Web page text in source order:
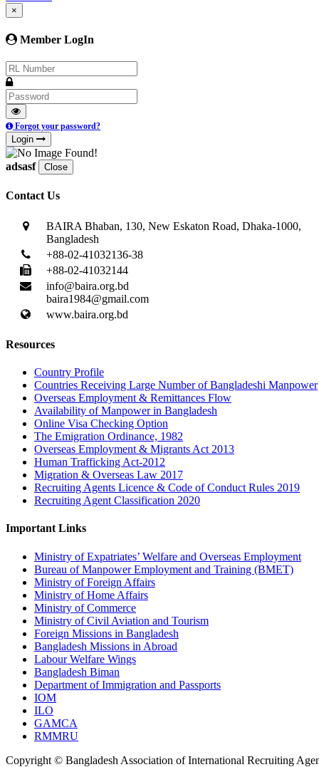
×
Member LogIn
Forgot your password?
Login
adsasf Close
Contact Us
BAIRA Bhaban, 130, New Eskaton Road, Dhaka-1000,
Bangladesh
+88-02-41032136-38
+88-02-41032144
info@baira.org.bd
baira1984@gmail.com
www.baira.org.bd
Resources
Country Profile
Countries Receiving Large Number of Bangladeshi Manpower
Overseas Employment & Remittances Flow
Availability of Manpower in Bangladesh
Online Visa Checking Option
The Emigration Ordinance, 1982
Overseas Employment & Migrants Act 2013
Human Trafficking Act-2012
Migration & Overseas Law 2017
Recruiting Agents Licence & Code of Conduct Rules 2019
Recruiting Agent Classification 2020
Important Links
Ministry of Expatriates’ Welfare and Overseas Employment
Bureau of Manpower Employment and Training (BMET)
Ministry of Foreign Affairs
Ministry of Home Affairs
Ministry of Commerce
Ministry of Civil Aviation and Tourism
Foreign Missions in Bangladesh
Bangladesh Missions in Abroad
Labour Welfare Wings
Bangladesh Biman
Department of Immigration and Passports
IOM
ILO
GAMCA
RMMRU
Copyright © Bangladesh Association of International Recruiting